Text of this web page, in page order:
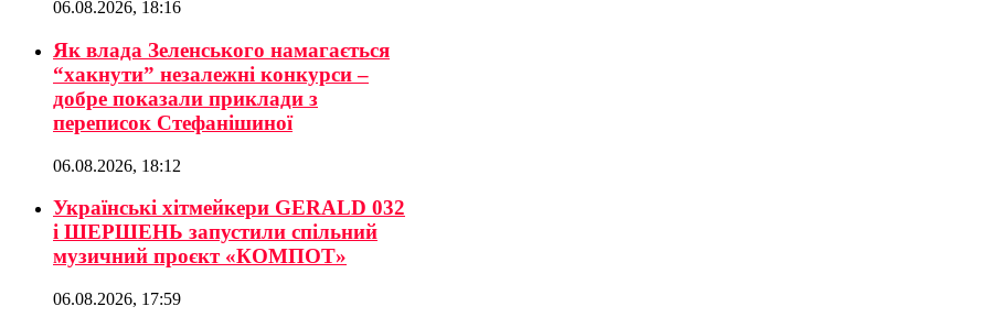
06.08.2026, 18:16
Як влада Зеленського намагається
“хакнути” незалежні конкурси –
добре показали приклади з
переписок Стефанішиної
06.08.2026, 18:12
Українські хітмейкери GERALD 032
і ШЕРШЕНЬ запустили спільний
музичний проєкт «КОМПОТ»
06.08.2026, 17:59